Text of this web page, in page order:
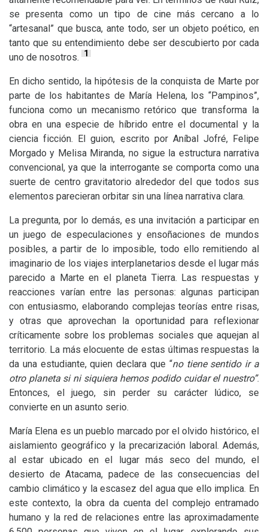
se presenta como un tipo de cine más cercano a lo
“artesanal” que busca, ante todo, ser un objeto poético, en
tanto que su entendimiento debe ser descubierto por cada
uno de nosotros.
1
En dicho sentido, la hipótesis de la conquista de Marte por
parte de los habitantes de María Helena, los “Pampinos”,
funciona como un mecanismo retórico que transforma la
obra en una especie de híbrido entre el documental y la
ciencia ficción. El guion, escrito por Aníbal Jofré, Felipe
Morgado y Melisa Miranda, no sigue la estructura narrativa
convencional, ya que la interrogante se comporta como una
suerte de centro gravitatorio alrededor del que todos sus
elementos parecieran orbitar sin una línea narrativa clara.
La pregunta, por lo demás, es una invitación a participar en
un juego de especulaciones y ensoñaciones de mundos
posibles, a partir de lo imposible, todo ello remitiendo al
imaginario de los viajes interplanetarios desde el lugar más
parecido a Marte en el planeta Tierra. Las respuestas y
reacciones varían entre las personas: algunas participan
con entusiasmo, elaborando complejas teorías entre risas,
y otras que aprovechan la oportunidad para reflexionar
críticamente sobre los problemas sociales que aquejan al
territorio. La más elocuente de estas últimas respuestas la
da una estudiante, quien declara que “no tiene sentido ir a
otro planeta si ni siquiera hemos podido cuidar el nuestro”.
Entonces, el juego, sin perder su carácter lúdico, se
convierte en un asunto serio.
María Elena es un pueblo marcado por el olvido histórico, el
aislamiento geográfico y la precarización laboral. Además,
al estar ubicado en el lugar más seco del mundo, el
desierto de Atacama, padece de las consecuencias del
cambio climático y la escasez del agua que ello implica. En
este contexto, la obra da cuenta del complejo entramado
humano y la red de relaciones entre las aproximadamente